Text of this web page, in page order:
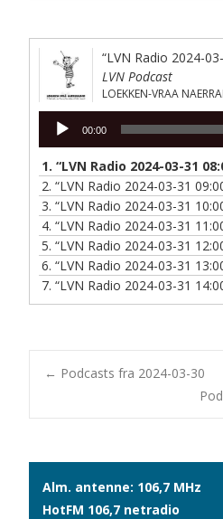
“LVN Radio 2024-
LVN Podcast
LOEKKEN-VRAA
Lydafspiller
00:00
1. “LVN Radio 2024-03-31
2. “LVN Radio 2024-03-31
3. “LVN Radio 2024-03-31
4. “LVN Radio 2024-03-31
5. “LVN Radio 2024-03-31
6. “LVN Radio 2024-03-31
7. “LVN Radio 2024-03-31
Post
← Podcasts fra 2024-03-30
Alm. antenne: 106,7 MHz
HotFM 106,7 netradio